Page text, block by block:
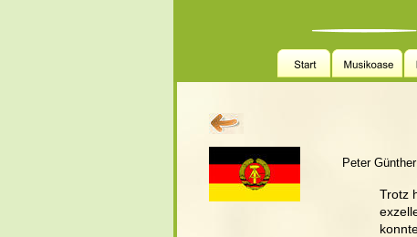
Peter
Trotz